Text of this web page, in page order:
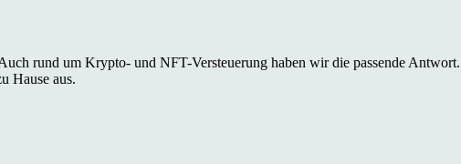
rund um Krypto- und NFT-Versteuerung haben wir die passende
Hause aus.